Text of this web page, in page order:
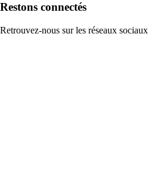
Restons connectés
Retrouvez-nous sur les réseaux sociaux